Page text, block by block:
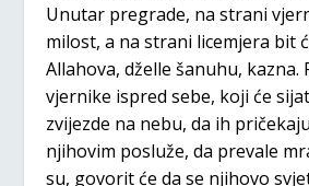
Unutar pregrade, na strani
milost, a na strani licemjera bit
Allahova, dželle šanuhu, kazna.
vjernike ispred sebe, koji će
zvijezde na nebu, da ih
njihovim posluže, da prevale
su, govorit će da se njihovo